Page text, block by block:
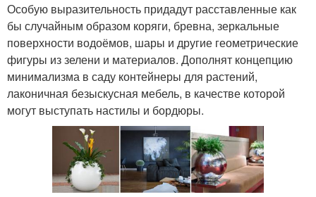
Особую выразительность придадут расставленные как
бы случайным образом коряги, бревна, зеркальные
поверхности водоёмов, шары и другие геометрические
фигуры из зелени и материалов. Дополнят концепцию
минимализма в саду контейнеры для растений,
лаконичная безыскусная мебель, в качестве которой
могут выступать настилы и бордюры.